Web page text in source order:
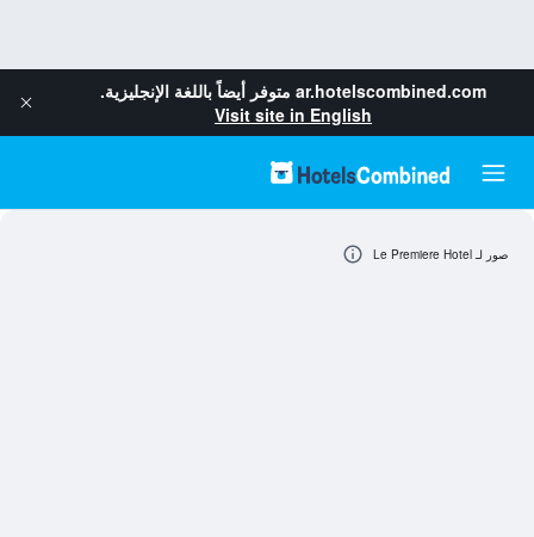
ar.hotelscombined.com متوفر أيضاً باللغة الإنجليزية.
Visit site in English
صور لـ Le Premiere Hotel